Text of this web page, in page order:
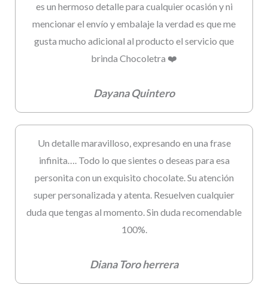
es un hermoso detalle para cualquier ocasión y ni
mencionar el envío y embalaje la verdad es que me
gusta mucho adicional al producto el servicio que
brinda Chocoletra ❤️
Dayana Quintero
Un detalle maravilloso, expresando en una frase
infinita…. Todo lo que sientes o deseas para esa
personita con un exquisito chocolate. Su atención
super personalizada y atenta. Resuelven cualquier
duda que tengas al momento. Sin duda recomendable
100%.
Diana Toro herrera